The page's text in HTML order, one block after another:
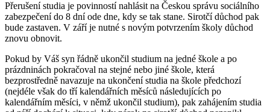
Přerušení studia je povinností nahlásit na Českou správu sociálního
zabezpečení do 8 dní ode dne, kdy se tak stane. Sirotčí důchod pak
bude zastaven. V září je nutné s novým potvrzením školy důchod
znovu obnovit.
Pokud by Váš syn řádně ukončil studium na jedné škole a po
prázdninách pokračoval na stejné nebo jiné škole, která
bezprostředně navazuje na ukončení studia na škole předchozí
(nejdéle však do tří kalendářních měsíců následujících po
kalendářním měsíci, v němž ukončil studium), pak zahájením studia